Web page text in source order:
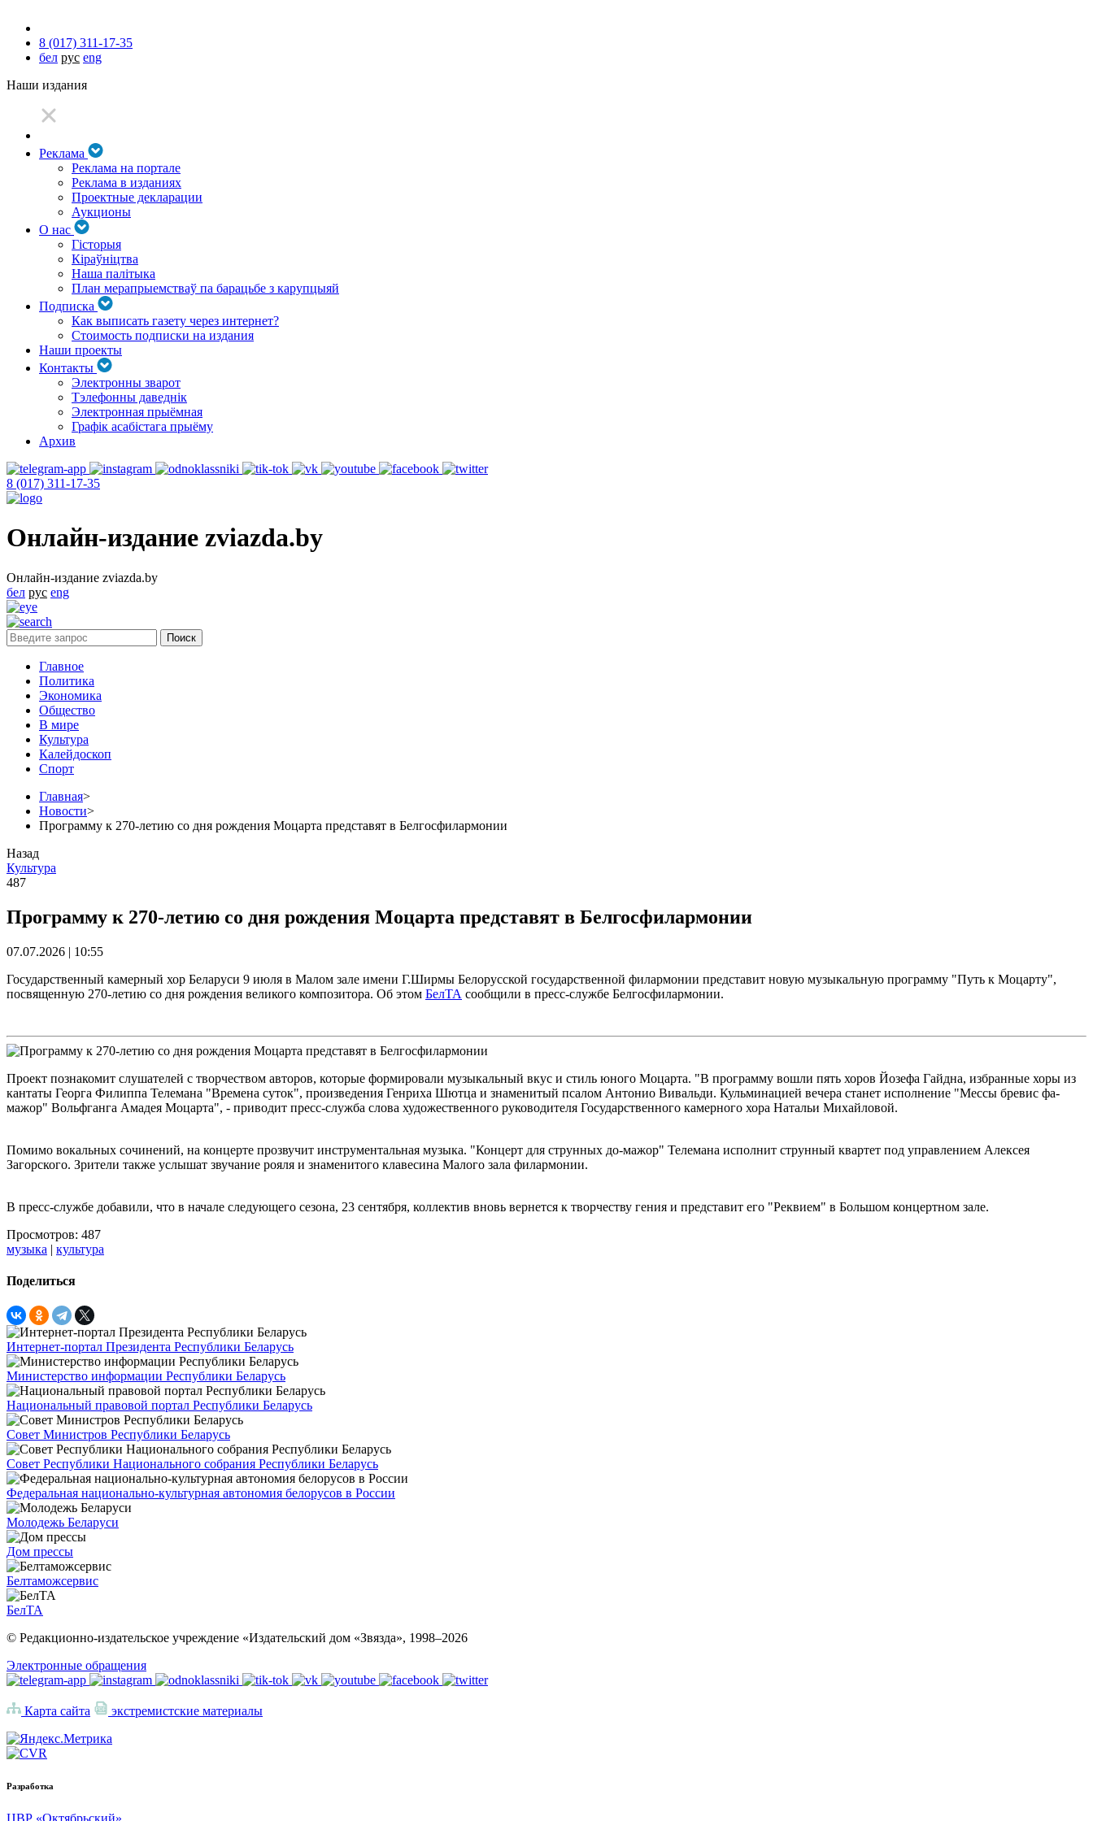
8 (017) 311-17-35
бел рус eng
Наши издания
Реклама
Реклама на портале
Реклама в изданиях
Проектные декларации
Аукционы
О нас
Гісторыя
Кіраўніцтва
Наша палітыка
План мерапрыемстваў па барацьбе з карупцыяй
Подписка
Как выписать газету через интернет?
Стоимость подписки на издания
Наши проекты
Контакты
Электронны зварот
Тэлефонны даведнік
Электронная прыёмная
Графік асабістага прыёму
Архив
8 (017) 311-17-35
Онлайн-издание zviazda.by
Онлайн-издание zviazda.by
бел рус eng
Главное
Политика
Экономика
Общество
В мире
Культура
Калейдоскоп
Спорт
Главная>
Новости>
Программу к 270-летию со дня рождения Моцарта представят в Белгосфилармонии
Назад
Культура
487
Программу к 270-летию со дня рождения Моцарта представят в Белгосфилармонии
07.07.2026 | 10:55
Государственный камерный хор Беларуси 9 июля в Малом зале имени Г.Ширмы Белорусской государственной филармонии представит новую музыкальную программу "Путь к Моцарту",
посвященную 270-летию со дня рождения великого композитора. Об этом БелТА сообщили в пресс-службе Белгосфилармонии.
Проект познакомит слушателей с творчеством авторов, которые формировали музыкальный вкус и стиль юного Моцарта. "В программу вошли пять хоров Йозефа Гайдна, избранные хоры из
кантаты Георга Филиппа Телемана "Времена суток", произведения Генриха Шютца и знаменитый псалом Антонио Вивальди. Кульминацией вечера станет исполнение "Мессы бревис фа-
мажор" Вольфганга Амадея Моцарта", - приводит пресс-служба слова художественного руководителя Государственного камерного хора Натальи Михайловой.
Помимо вокальных сочинений, на концерте прозвучит инструментальная музыка. "Концерт для струнных до-мажор" Телемана исполнит струнный квартет под управлением Алексея
Загорского. Зрители также услышат звучание рояля и знаменитого клавесина Малого зала филармонии.
В пресс-службе добавили, что в начале следующего сезона, 23 сентября, коллектив вновь вернется к творчеству гения и представит его "Реквием" в Большом концертном зале.
Просмотров: 487
музыка | культура
Поделиться
Интернет-портал Президента Республики Беларусь
Министерство информации Республики Беларусь
Национальный правовой портал Республики Беларусь
Совет Министров Республики Беларусь
Совет Республики Национального собрания Республики Беларусь
Федеральная национально-культурная автономия белорусов в России
Молодежь Беларуси
Дом прессы
Белтаможсервис
БелТА
© Редакционно-издательское учреждение «Издательский дом «Звязда», 1998–2026
Электронные обращения
Карта сайта экстремистские материалы
Разработка